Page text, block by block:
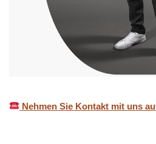
Nehmen Sie Kontakt mit uns